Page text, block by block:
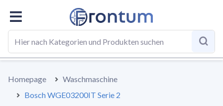
GESAMT SPEZIFIKATIONEN VS DURCHSCHNITT
Homepage
Waschmaschine
Bosch WGE03200IT Serie 2